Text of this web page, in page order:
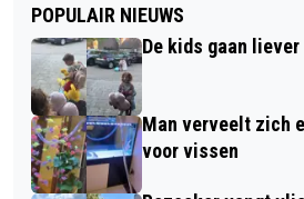
POPULAIR NIEUWS
De kids gaan liever
Man verveelt zich
voor vissen